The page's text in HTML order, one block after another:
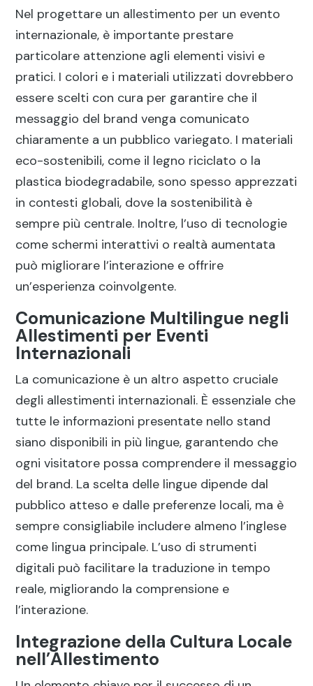
Nel progettare un allestimento per un evento
internazionale, è importante prestare
particolare attenzione agli elementi visivi e
pratici. I colori e i materiali utilizzati dovrebbero
essere scelti con cura per garantire che il
messaggio del brand venga comunicato
chiaramente a un pubblico variegato. I materiali
eco-sostenibili, come il legno riciclato o la
plastica biodegradabile, sono spesso apprezzati
in contesti globali, dove la sostenibilità è
sempre più centrale. Inoltre, l’uso di tecnologie
come schermi interattivi o realtà aumentata
può migliorare l’interazione e offrire
un’esperienza coinvolgente.
Comunicazione Multilingue negli
Allestimenti per Eventi
Internazionali
La comunicazione è un altro aspetto cruciale
degli allestimenti internazionali. È essenziale che
tutte le informazioni presentate nello stand
siano disponibili in più lingue, garantendo che
ogni visitatore possa comprendere il messaggio
del brand. La scelta delle lingue dipende dal
pubblico atteso e dalle preferenze locali, ma è
sempre consigliabile includere almeno l’inglese
come lingua principale. L’uso di strumenti
digitali può facilitare la traduzione in tempo
reale, migliorando la comprensione e
l’interazione.
Integrazione della Cultura Locale
nell’Allestimento